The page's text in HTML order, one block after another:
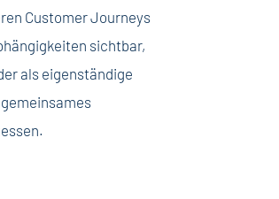
Customer Journeys
sichtbar,
als eigenständige